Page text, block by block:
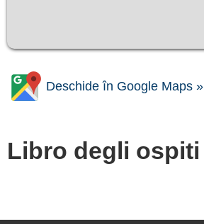
Deschide în Google Maps »
Libro degli ospiti